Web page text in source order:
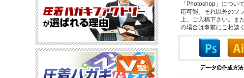
「Photoshop」につい
応可能。それ以外のソ
上、ご入稿下さい。ま
の場合は事前にご相談